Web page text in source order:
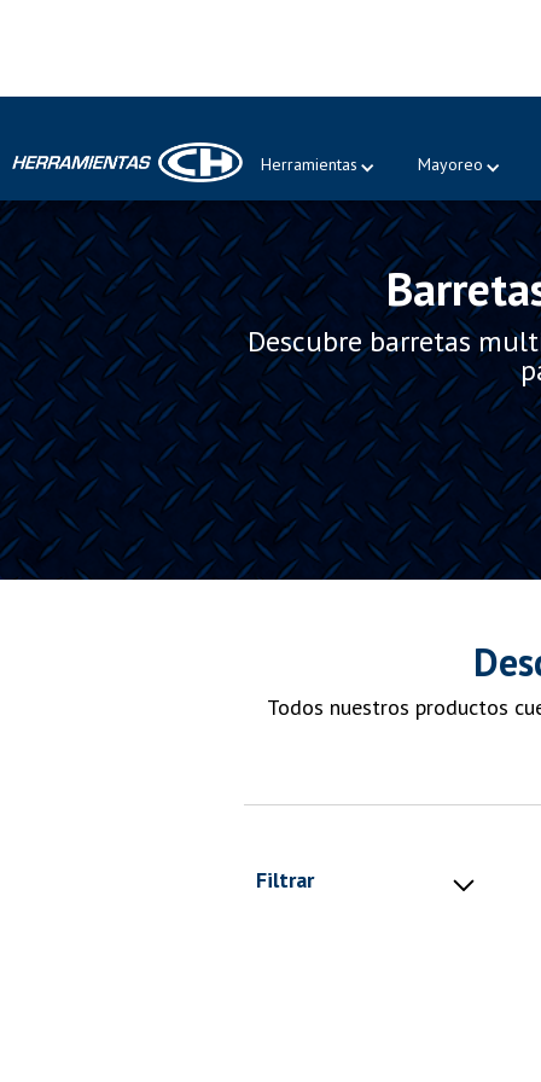
¡Póngase en contacto!
Estamos para servirle.
Herramientas
Mayoreo
Descubre barretas
Todos nuestros productos
Filtrar